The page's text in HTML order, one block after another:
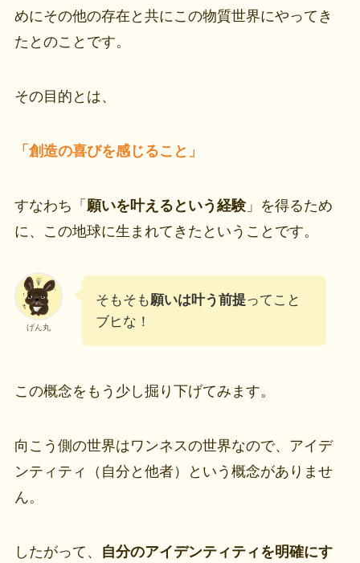
めにその他の存在と共にこの物質世界にやってき
たとのことです。
その目的とは、
「創造の喜びを感じること」
すなわち「 願いを叶えるという経験」を得るため
に、この地球に生まれてきたということです。
げん丸
そもそも願いは叶う前提ってこと
ブヒな！
この概念をもう少し掘り下げてみます。
向こう側の世界はワンネスの世界なので、アイデ
ンティティ（自分と他者）という概念がありませ
ん。
したがって、 自分のアイデンティティを明確にす